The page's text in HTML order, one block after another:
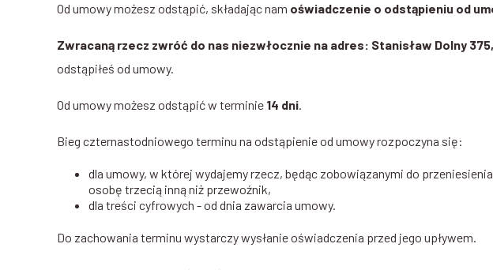
Od umowy możesz odstąpić, składając nam oświadczenie o odstąpieniu od
Zwracaną rzecz zwróć do nas niezwłocznie na adres: Stanisław Dolny
odstąpiłeś od umowy.
Od umowy możesz odstąpić w terminie 14 dni.
Bieg czternastodniowego terminu na odstąpienie od umowy rozpoczyna się:
dla umowy, w której wydajemy rzecz, będąc zobowiązanymi do
osobę trzecią inną niż przewoźnik,
dla treści cyfrowych - od dnia zawarcia umowy.
Do zachowania terminu wystarczy wysłanie oświadczenia przed jego upływem.